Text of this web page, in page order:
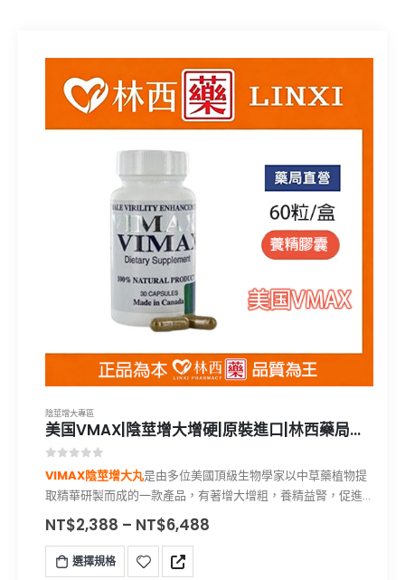
陰莖增大專區
美国VMAX|陰莖增大增硬|原裝進口|林西藥局直營
out of 5
VIMAX陰莖增大丸是由多位美國頂級生物學家以中草藥植物提
取精華研製而成的一款產品，有著增大增粗，養精益腎，促進
海綿體擴張的功效，VIMAX增大藥丸成分與功效都經過權威的
實驗和檢測，效果強大，成分安全，無副作用的VIMAX增大藥
丸在美國口碑極好
NT$2,388 – NT$6,488
選擇規格